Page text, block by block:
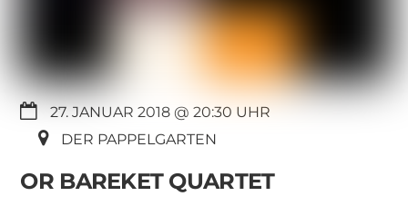
27. JANUAR 2018 @ 20:30
DER PAPPELGARTEN
OR BAREKET QUARTET